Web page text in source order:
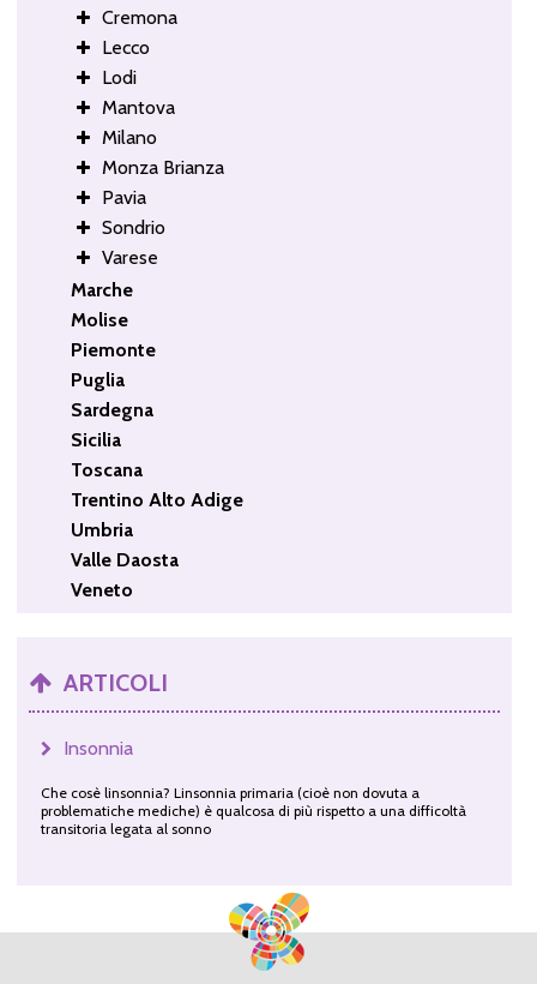
Cremona
Lecco
Lodi
Mantova
Milano
Monza Brianza
Pavia
Sondrio
Varese
Marche
Molise
Piemonte
Puglia
Sardegna
Sicilia
Toscana
Trentino Alto Adige
Umbria
Valle Daosta
Veneto
ARTICOLI
Insonnia
Che cosè linsonnia? Linsonnia primaria (cioè non dovuta a
problematiche mediche) è qualcosa di più rispetto a una difficoltà
transitoria legata al sonno